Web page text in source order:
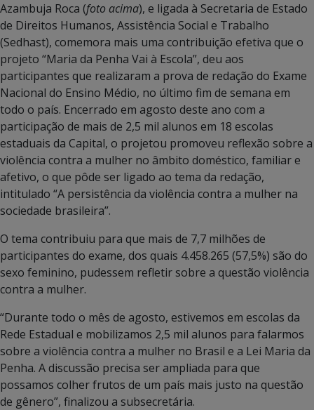
Azambuja Roca (foto acima), e ligada à Secretaria de Estado
de Direitos Humanos, Assistência Social e Trabalho
(Sedhast), comemora mais uma contribuição efetiva que o
projeto “Maria da Penha Vai à Escola”, deu aos
participantes que realizaram a prova de redação do Exame
Nacional do Ensino Médio, no último fim de semana em
todo o país. Encerrado em agosto deste ano com a
participação de mais de 2,5 mil alunos em 18 escolas
estaduais da Capital, o projetou promoveu reflexão sobre a
violência contra a mulher no âmbito doméstico, familiar e
afetivo, o que pôde ser ligado ao tema da redação,
intitulado “A persistência da violência contra a mulher na
sociedade brasileira”.
O tema contribuiu para que mais de 7,7 milhões de
participantes do exame, dos quais 4.458.265 (57,5%) são do
sexo feminino, pudessem refletir sobre a questão violência
contra a mulher.
“Durante todo o mês de agosto, estivemos em escolas da
Rede Estadual e mobilizamos 2,5 mil alunos para falarmos
sobre a violência contra a mulher no Brasil e a Lei Maria da
Penha. A discussão precisa ser ampliada para que
possamos colher frutos de um país mais justo na questão
de gênero”, finalizou a subsecretária.